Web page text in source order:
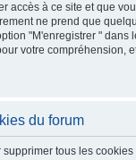
accès à ce site et que
ne prend que
"M'enregistrer "
votre compréhension,
du forum
supprimer tous les